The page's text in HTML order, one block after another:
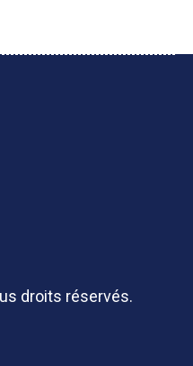
droits réservés.